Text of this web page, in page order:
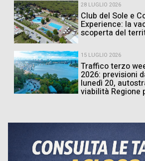
28 LUGLIO 2026
Club del Sole e
Experience: la
scoperta del
15 LUGLIO 2026
Traffico terzo
2026: previsioni
lunedì 20,
viabilità Regione